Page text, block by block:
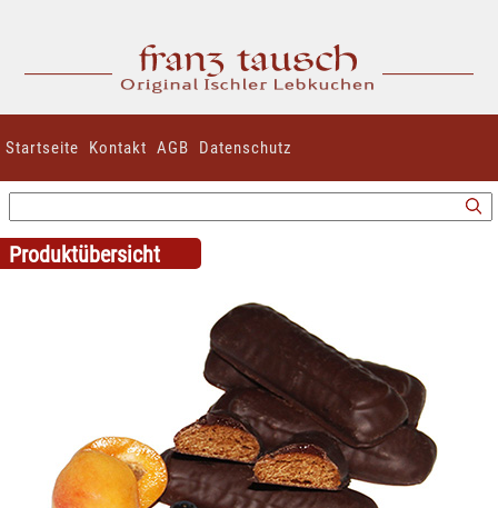
Startseite Kontakt AGB Datenschutz
Produktübersicht